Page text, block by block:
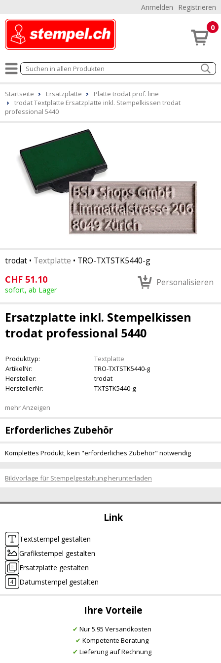
Anmelden Registrieren
0
Link
Textstempel gestalten
Grafikstempel gestalten
Ersatzplatte gestalten
Datumstempel gestalten
Ihre Vorteile
✔ Nur 5.95 Versandkosten
✔ Kompetente Beratung
✔ Lieferung auf Rechnung
Startseite Ersatzplatte
Platte trodat prof. line
trodat Textplatte Ersatzplatte inkl. Stempelkissen trodat
professional 5440
trodat • Textplatte • TRO-TXTSTK5440-g
CHF 51.10
sofort, ab Lager
Personalisieren
Ersatzplatte inkl. Stempelkissen
trodat professional 5440
Produkttyp:
Textplatte
ArtikelNr:
TRO-TXTSTK5440-g
Hersteller:
trodat
HerstellerNr:
TXTSTK5440-g
mehr Anzeigen
Erforderliches Zubehör
Komplettes Produkt, kein "erforderliches Zubehör" notwendig
Bildvorlage für Stempelgestaltung herunterladen